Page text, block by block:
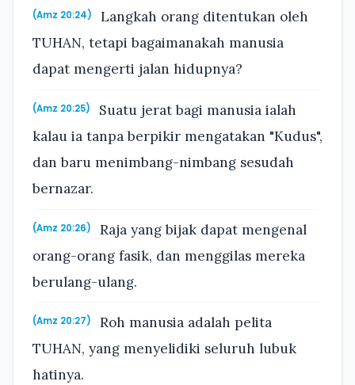
(Amz 20:24)
Langkah orang ditentukan oleh
TUHAN, tetapi bagaimanakah manusia
dapat mengerti jalan hidupnya?
(Amz 20:25)
Suatu jerat bagi manusia ialah
kalau ia tanpa berpikir mengatakan "Kudus",
dan baru menimbang-nimbang sesudah
bernazar.
(Amz 20:26)
Raja yang bijak dapat mengenal
orang-orang fasik, dan menggilas mereka
berulang-ulang.
(Amz 20:27)
Roh manusia adalah pelita
TUHAN, yang menyelidiki seluruh lubuk
hatinya.